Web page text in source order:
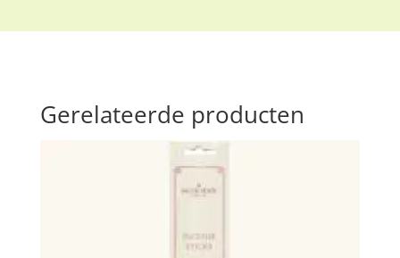
Gerelateerde producten